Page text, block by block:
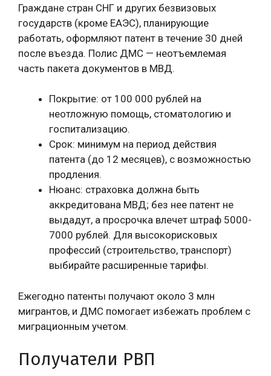
Граждане стран СНГ и других безвизовых
государств (кроме ЕАЭС), планирующие
работать, оформляют патент в течение 30 дней
после въезда. Полис ДМС — неотъемлемая
часть пакета документов в МВД.
Покрытие: от 100 000 рублей на
неотложную помощь, стоматологию и
госпитализацию.
Срок: минимум на период действия
патента (до 12 месяцев), с возможностью
продления.
Нюанс: страховка должна быть
аккредитована МВД; без нее патент не
выдадут, а просрочка влечет штраф 5000-
7000 рублей. Для высокорисковых
профессий (строительство, транспорт)
выбирайте расширенные тарифы.
Ежегодно патенты получают около 3 млн
мигрантов, и ДМС помогает избежать проблем с
миграционным учетом.
Получатели РВП